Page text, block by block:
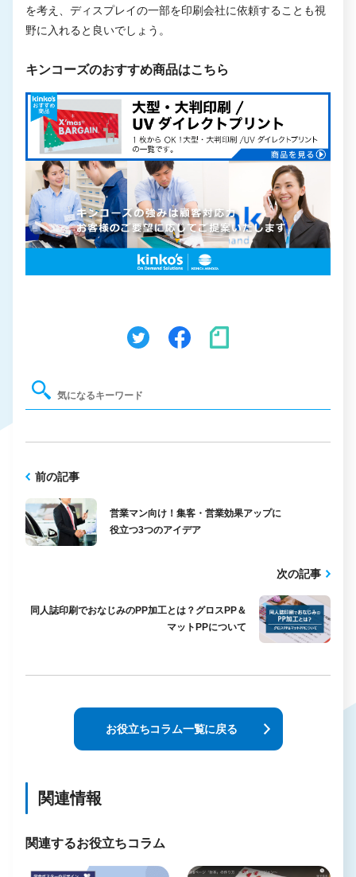
を考え、ディスプレイの一部を印刷会社に依頼することも視
野に入れると良いでしょう。
キンコーズのおすすめ商品はこちら
前の記事
営業マン向け！集客・営業効果アップに
役立つ3つのアイデア
次の記事
同人誌印刷でおなじみのPP加工とは？グロスPP＆
マットPPについて
お役立ちコラム一覧に戻る
関連情報
関連するお役立ちコラム